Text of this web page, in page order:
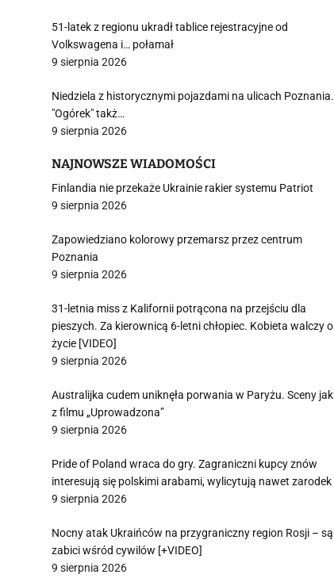
51-latek z regionu ukradł tablice rejestracyjne od
Volkswagena i… połamał
9 sierpnia 2026
Niedziela z historycznymi pojazdami na ulicach Poznania.
"Ogórek" takż…
9 sierpnia 2026
NAJNOWSZE WIADOMOŚCI
Finlandia nie przekaże Ukrainie rakier systemu Patriot
9 sierpnia 2026
Zapowiedziano kolorowy przemarsz przez centrum
Poznania
9 sierpnia 2026
31-letnia miss z Kalifornii potrącona na przejściu dla
pieszych. Za kierownicą 6-letni chłopiec. Kobieta walczy o
życie [VIDEO]
9 sierpnia 2026
Australijka cudem uniknęła porwania w Paryżu. Sceny jak
z filmu „Uprowadzona”
9 sierpnia 2026
Pride of Poland wraca do gry. Zagraniczni kupcy znów
interesują się polskimi arabami, wylicytują nawet zarodek
9 sierpnia 2026
Nocny atak Ukraińców na przygraniczny region Rosji – są
zabici wśród cywilów [+VIDEO]
9 sierpnia 2026